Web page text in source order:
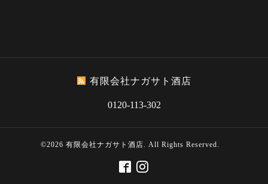
有限会社ナガサト酒店
0120-113-302
©2026 有限会社ナガサト酒店. All Rights Reserved.